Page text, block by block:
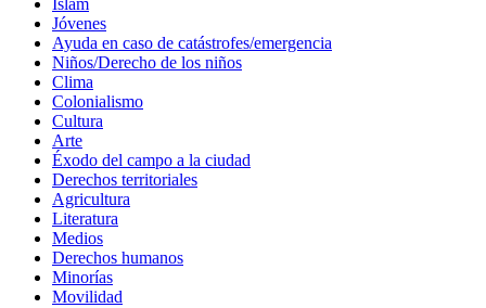
Islam
Jóvenes
Ayuda en caso de catástrofes/emergencia
Niños/Derecho de los niños
Clima
Colonialismo
Cultura
Arte
Éxodo del campo a la ciudad
Derechos territoriales
Agricultura
Literatura
Medios
Derechos humanos
Minorías
Movilidad